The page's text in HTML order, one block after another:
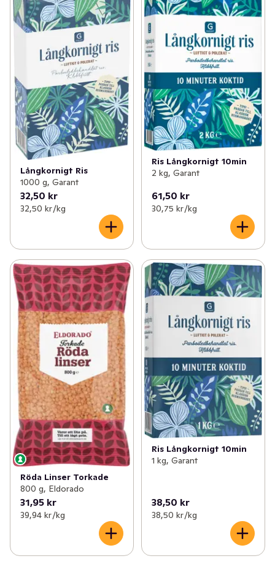
Långkornigt Ris
1000 g, Garant
32,50 kr
32,50 kr /kg
Ris Långkornigt 10min
2 kg, Garant
61,50 kr
30,75 kr /kg
Röda Linser Torkade
800 g, Eldorado
31,95 kr
39,94 kr /kg
Ris Långkornigt 10min
1 kg, Garant
38,50 kr
38,50 kr /kg